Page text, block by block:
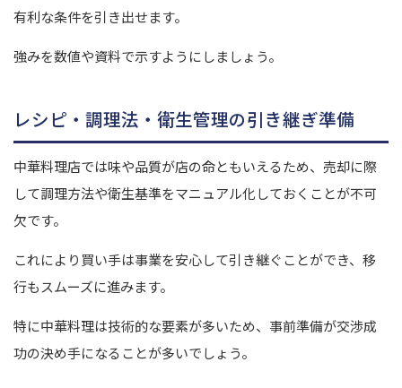
有利な条件を引き出せます。
強みを数値や資料で示すようにしましょう。
レシピ・調理法・衛生管理の引き継ぎ準備
中華料理店では味や品質が店の命ともいえるため、売却に際
して調理方法や衛生基準をマニュアル化しておくことが不可
欠です。
これにより買い手は事業を安心して引き継ぐことができ、移
行もスムーズに進みます。
特に中華料理は技術的な要素が多いため、事前準備が交渉成
功の決め手になることが多いでしょう。